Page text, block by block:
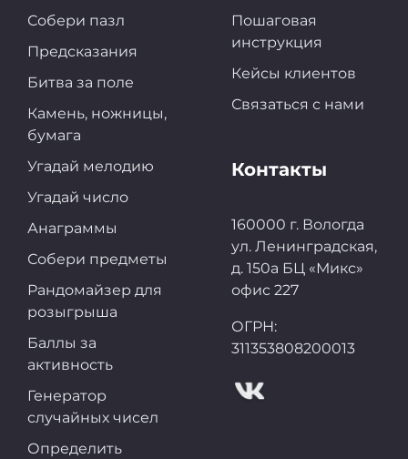
Собери пазл
Предсказания
Битва за поле
Камень, ножницы,
бумага
Угадай мелодию
Угадай число
Анаграммы
Собери предметы
Рандомайзер для
розыгрыша
Баллы за
активность
Генератор
случайных чисел
Определить
Пошаговая
инструкция
Кейсы клиентов
Связаться с нами
Контакты
160000 г. Вологда
ул. Ленинградская,
д. 150а БЦ «Микс»
офис 227
ОГРН:
311353808200013